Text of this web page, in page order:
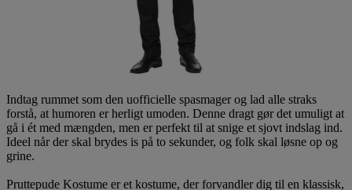
Indtag rummet som den uofficielle spasmager og lad alle straks
forstå, at humoren er herligt umoden. Denne dragt gør det umuligt at
gå i ét med mængden, men er perfekt til at snige et sjovt indslag ind.
Ideel når der skal brydes is på to sekunder, og folk skal løsne op og
grine.
Pruttepude Kostume er et kostume, der forvandler dig til en klassisk,